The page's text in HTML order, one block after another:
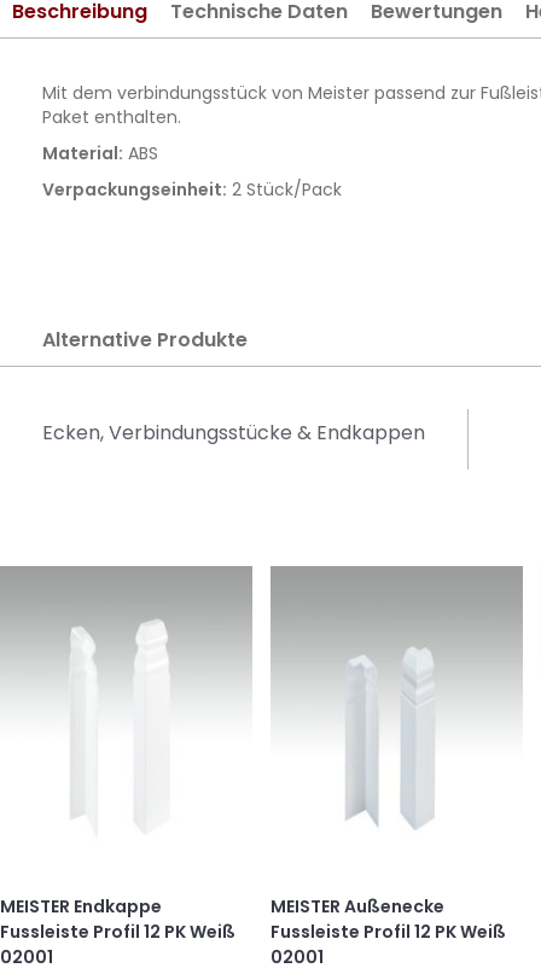
springen
Beschreibung
Mit dem verbindungsstück von Meister passend zur
Paket enthalten.
Material: ABS
Verpackungseinheit: 2 Stück/Pack
Technische Daten Bewertungen
Alternative Produkte
Ecken, Verbindungsstücke & Endkappen
MEISTER Endkappe
Fussleiste Profil 12 PK Weiß
02001
MEISTER Außenecke
Fussleiste Profil 12 PK Weiß
02001